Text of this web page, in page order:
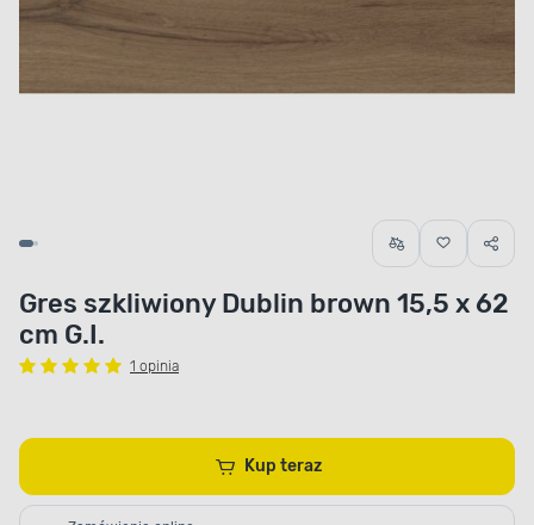
Gres szkliwiony Dublin brown 15,5 x 62
cm G.I.
1 opinia
Kup teraz